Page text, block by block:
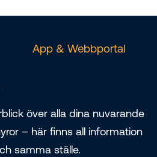
App & Webbportal
över alla dina nuvarande
– här finns all information
samma ställe.